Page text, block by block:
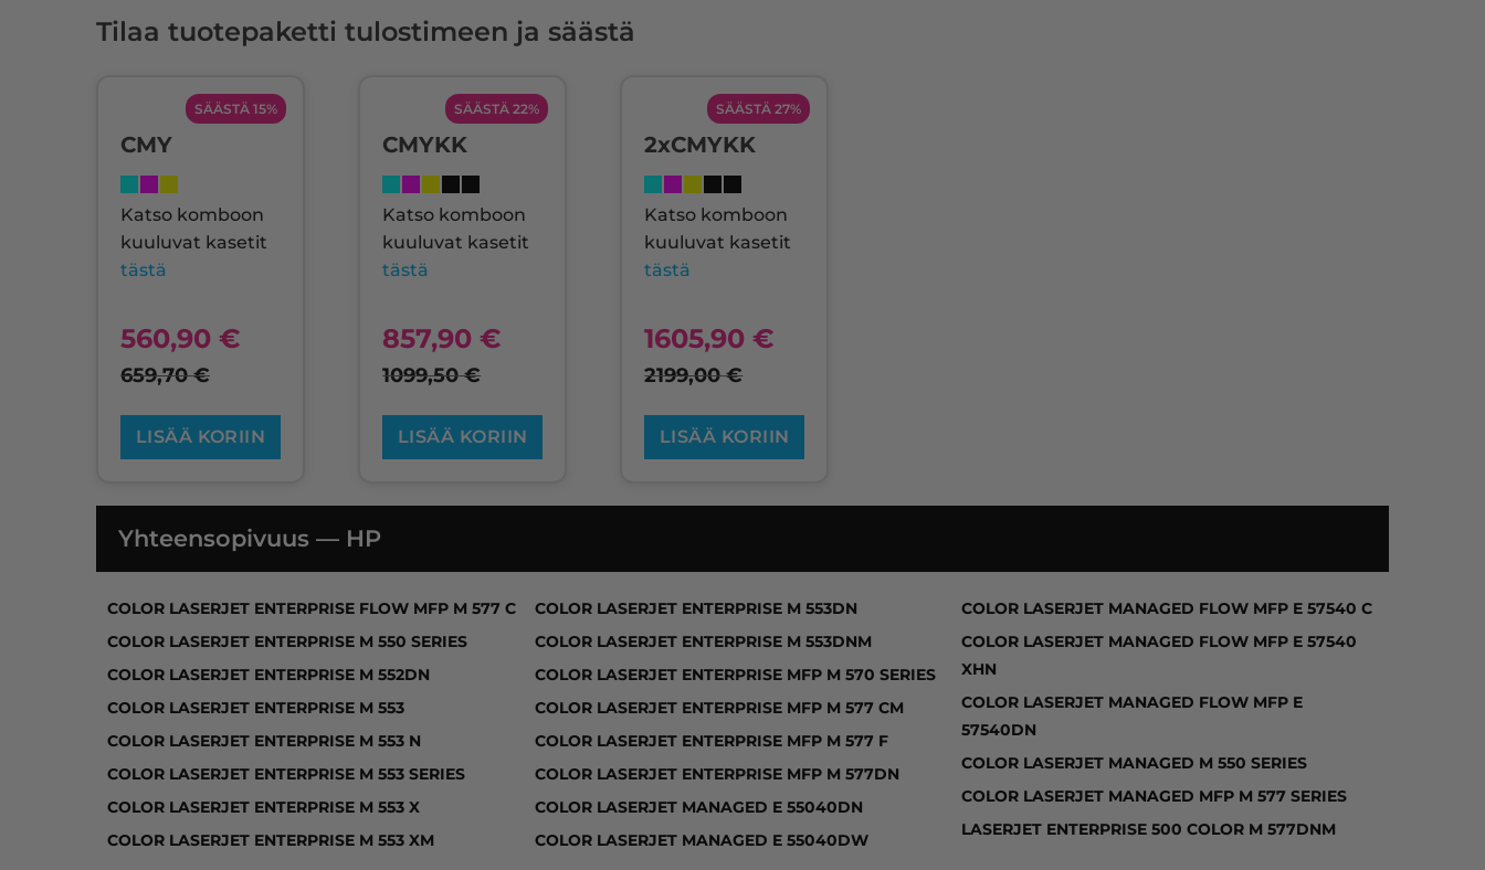
Tilaa tuotepaketti tulostimeen ja säästä
SÄÄSTÄ 15%
CMY
Katso komboon
kuuluvat kasetit
tästä
560,90 €
659,70€
LISÄÄ KORIIN
SÄÄSTÄ 22%
CMYKK
Katso komboon
kuuluvat kasetit
tästä
857,90€
1099,50€
LISÄÄ KORIIN
SÄÄSTÄ 27%
2xCMYKK
Katso komboon
kuuluvat kasetit
tästä
1605,90€
2199,00€
LISÄÄ KORIIN
Yhteensopivuus — HP
COLOR LASERJET ENTERPRISE FLOW MFP M 577 C
COLOR LASERJET ENTERPRISE M 550 SERIES
COLOR LASERJET ENTERPRISE M 552DN
COLOR LASERJET ENTERPRISE M 553
COLOR LASERJET ENTERPRISE M 553 N
COLOR LASERJET ENTERPRISE M 553 SERIES
COLOR LASERJET ENTERPRISE M 553 X
COLOR LASERJET ENTERPRISE M 553 XM
COLOR LASERJET ENTERPRISE M 553DN
COLOR LASERJET ENTERPRISE M 553DNM
COLOR LASERJET ENTERPRISE MFP M 570 SERIES
COLOR LASERJET ENTERPRISE MFP M 577 CM
COLOR LASERJET ENTERPRISE MFP M 577 F
COLOR LASERJET ENTERPRISE MFP M 577DN
COLOR LASERJET MANAGED E 55040DN
COLOR LASERJET MANAGED E 55040DW
COLOR LASERJET MANAGED FLOW MFP E 57540 C
COLOR LASERJET MANAGED FLOW MFP E 57540
XHN
COLOR LASERJET MANAGED FLOW MFP E
57540DN
COLOR LASERJET MANAGED M 550 SERIES
COLOR LASERJET MANAGED MFP M 577 SERIES
LASERJET ENTERPRISE 500 COLOR M 577DNM